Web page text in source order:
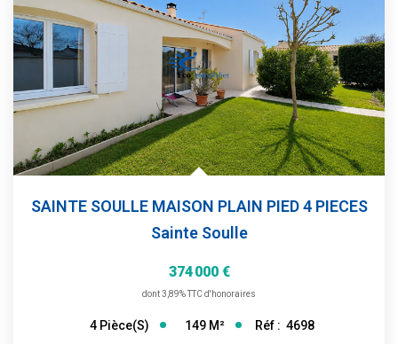
SAINTE SOULLE MAISON PLAIN PIED 4 PIECES
Sainte Soulle
374 000 €
dont 3,89% TTC d'honoraires
4 Pièce(s) 149 M² Réf : 4698